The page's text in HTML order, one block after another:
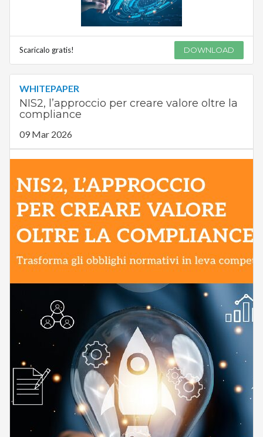
Scaricalo gratis! DOWNLOAD
WHITEPAPER
NIS2, l’approccio per creare valore oltre la
compliance
09 Mar 2026